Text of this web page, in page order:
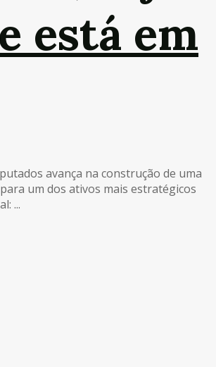
está em
avança na construção de uma
um dos ativos mais estratégicos
...